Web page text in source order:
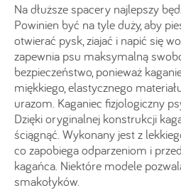
Na dłuższe spacery najlepszy
Powinien być na tyle duży, aby
otwierać pysk, ziajać i napić się
zapewnia psu maksymalną
bezpieczeństwo, ponieważ
miękkiego, elastycznego
urazom. Kaganiec fizjologiczny
Dzięki oryginalnej konstrukcji
ściągnąć. Wykonany jest z
co zapobiega odparzeniom i
kagańca. Niektóre modele
smakołyków.